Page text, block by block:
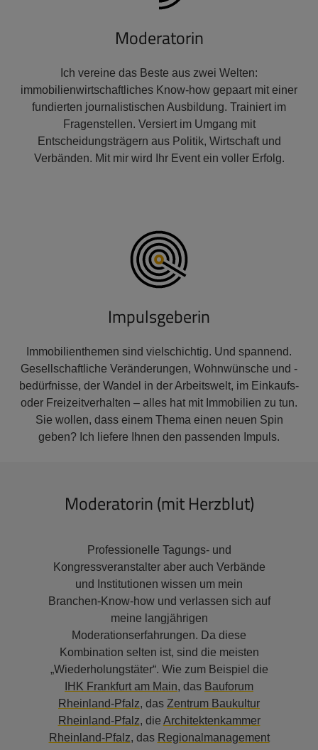
Moderatorin
Ich vereine das Beste aus zwei Welten:
immobilienwirtschaftliches Know-how gepaart mit einer
fundierten journalistischen Ausbildung. Trainiert im
Fragenstellen. Versiert im Umgang mit
Entscheidungsträgern aus Politik, Wirtschaft und
Verbänden. Mit mir wird Ihr Event ein voller Erfolg.
Impulsgeberin
Immobilienthemen sind vielschichtig. Und spannend.
Gesellschaftliche Veränderungen, Wohnwünsche und -
bedürfnisse, der Wandel in der Arbeitswelt, im Einkaufs-
oder Freizeitverhalten – alles hat mit Immobilien zu tun.
Sie wollen, dass einem Thema einen neuen Spin
geben? Ich liefere Ihnen den passenden Impuls.
Moderatorin (mit Herzblut)
Professionelle Tagungs- und
Kongressveranstalter aber auch Verbände
und Institutionen wissen um mein
Branchen-Know-how und verlassen sich auf
meine langjährigen
Moderationserfahrungen. Da diese
Kombination selten ist, sind die meisten
„Wiederholungstäter“. Wie zum Beispiel die
IHK Frankfurt am Main, das Bauforum
Rheinland-Pfalz, das Zentrum Baukultur
Rheinland-Pfalz, die Architektenkammer
Rheinland-Pfalz, das Regionalmanagement